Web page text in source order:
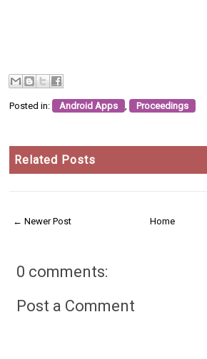
Posted in: Android Apps , Proceedings
Related Posts
← Newer Post Home
0 comments:
Post a Comment